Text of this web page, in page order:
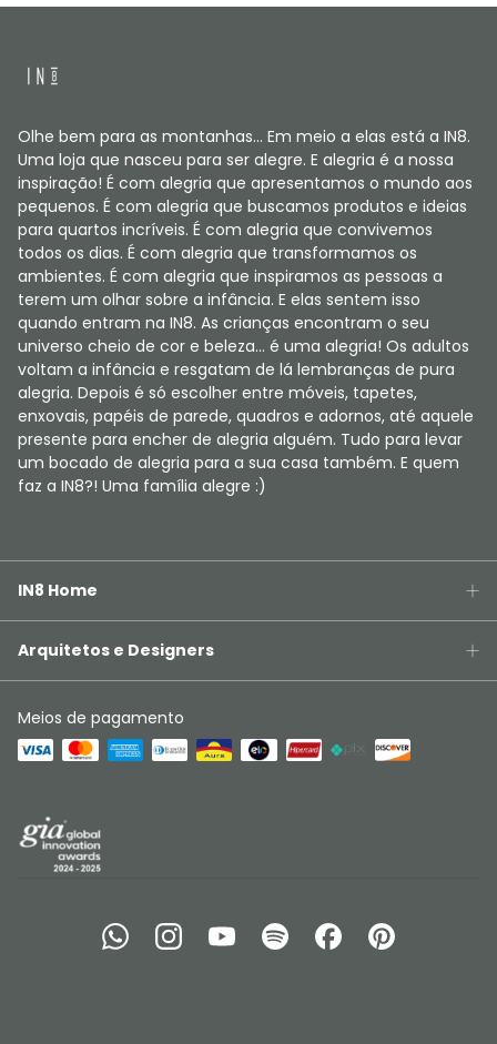
Olhe bem para as montanhas... Em meio a elas está a IN8.
Uma loja que nasceu para ser alegre. E alegria é a nossa
inspiração! É com alegria que apresentamos o mundo aos
pequenos. É com alegria que buscamos produtos e ideias
para quartos incríveis. É com alegria que convivemos
todos os dias. É com alegria que transformamos os
ambientes. É com alegria que inspiramos as pessoas a
terem um olhar sobre a infância. E elas sentem isso
quando entram na IN8. As crianças encontram o seu
universo cheio de cor e beleza... é uma alegria! Os adultos
voltam a infância e resgatam de lá lembranças de pura
alegria. Depois é só escolher entre móveis, tapetes,
enxovais, papéis de parede, quadros e adornos, até aquele
presente para encher de alegria alguém. Tudo para levar
um bocado de alegria para a sua casa também. E quem
faz a IN8?! Uma família alegre :)
IN8 Home
Arquitetos e Designers
Meios de pagamento